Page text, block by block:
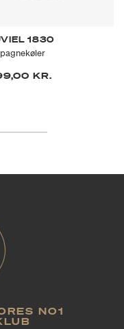
1830
KR.
NO1